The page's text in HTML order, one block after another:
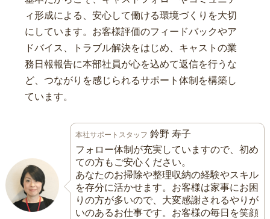
ィ形成による、安心して働ける環境づくりを大切
にしています。お客様評価のフィードバックやア
ドバイス、トラブル解決をはじめ、キャストの業
務日報報告に本部社員が心を込めて返信を行うな
ど、つながりを感じられるサポート体制を構築し
ています。
本社サポートスタッフ 鈴野 寿子
フォロー体制が充実していますので、初め
ての方もご安心ください。
あなたのお掃除や整理収納の経験やスキル
を存分に活かせます。お客様は家事にお困
りの方が多いので、大変感謝されるやりが
いのあるお仕事です。お客様の毎日を笑顔